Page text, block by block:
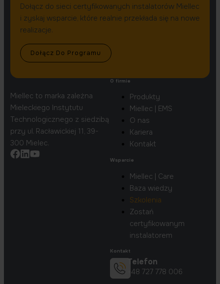
Dołącz do sieci certyfikowanych instalatorów Miellec
i zyskaj wsparcie, które realnie przekłada się na nowe
realizacje.
Dołącz Do Programu
Miellec to marka zależna
Mieleckiego Instytutu
Technologicznego z siedzibą
przy ul. Racławickiej 11, 39-
300 Mielec.
O firmie
Menu
Produkty
Miellec | EMS
O nas
Kariera
Kontakt
Wsparcie
Menu
Miellec | Care
Baza wiedzy
Szkolenia
Zostań
certyfikowanym
instalatorem
Kontakt
Telefon
+48 727 778 006